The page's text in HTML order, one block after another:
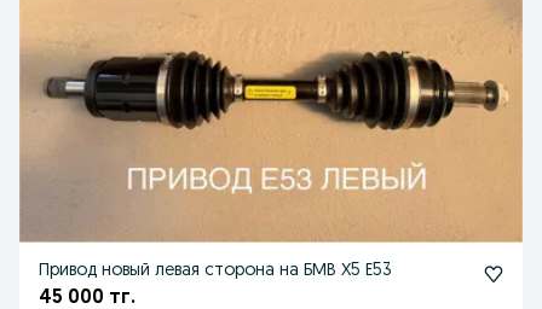
Привод новый левая сторона на БМВ Х5 Е53
45 000 тг.